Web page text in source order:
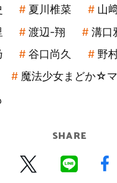
夏川椎菜
山
渡辺-翔
溝口
谷口尚久
野
魔法少女まどか☆
SHARE